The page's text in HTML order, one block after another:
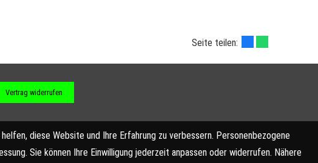
Seite teilen:
Vertrag widerrufen
diese Website und Ihre Erfahrung zu verbessern. Personenbezogene
Sie können Ihre Einwilligung jederzeit anpassen oder widerrufen. Nähere